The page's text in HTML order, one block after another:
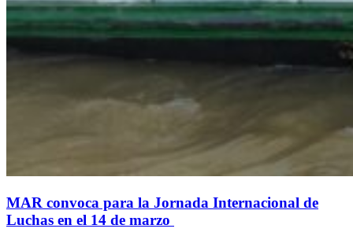
MAR convoca para la Jornada Internacional de
Luchas en el 14 de marzo